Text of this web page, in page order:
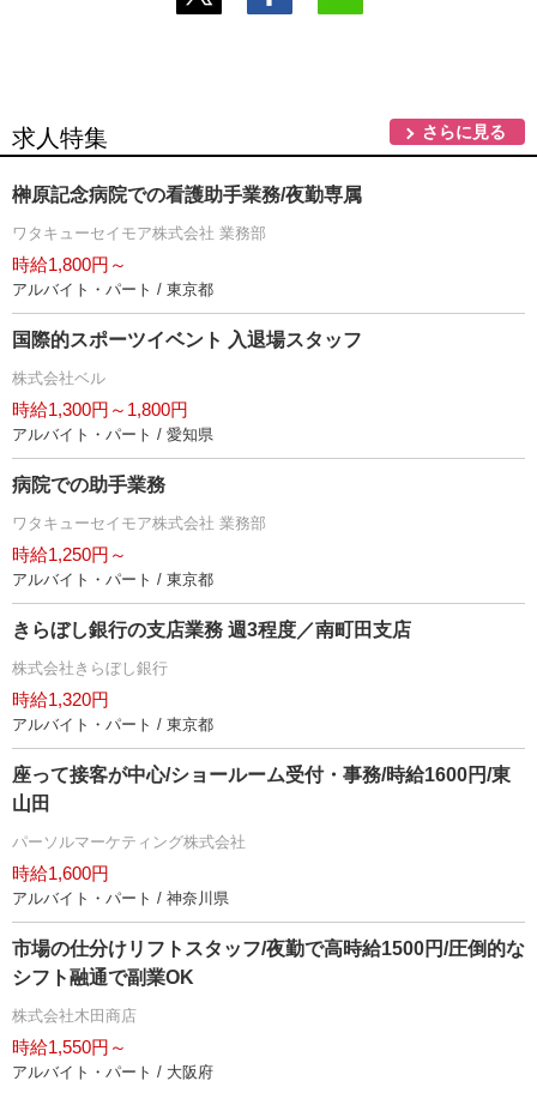
求人特集 さらに見る
榊原記念病院での看護助手業務/夜勤専属
ワタキューセイモア株式会社 業務部
時給1,800円～
アルバイト・パート / 東京都
国際的スポーツイベント 入退場スタッフ
株式会社ベル
時給1,300円～1,800円
アルバイト・パート / 愛知県
病院での助手業務
ワタキューセイモア株式会社 業務部
時給1,250円～
アルバイト・パート / 東京都
きらぼし銀行の支店業務 週3程度／南町田支店
株式会社きらぼし銀行
時給1,320円
アルバイト・パート / 東京都
座って接客が中心/ショールーム受付・事務/時給1600円/東
山田
パーソルマーケティング株式会社
時給1,600円
アルバイト・パート / 神奈川県
市場の仕分けリフトスタッフ/夜勤で高時給1500円/圧倒的な
シフト融通で副業OK
株式会社木田商店
時給1,550円～
アルバイト・パート / 大阪府